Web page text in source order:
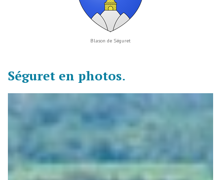
Blason de Séguret
Séguret en photos.